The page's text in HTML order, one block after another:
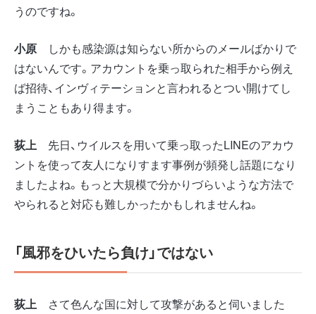
うのですね。
小原 しかも感染源は知らない所からのメールばかりで
はないんです。アカウントを乗っ取られた相手から例え
ば招待、インヴィテーションと言われるとつい開けてし
まうこともあり得ます。
荻上 先日、ウイルスを用いて乗っ取ったLINEのアカウ
ントを使って友人になりすます事例が頻発し話題になり
ましたよね。もっと大規模で分かりづらいような方法で
やられると対応も難しかったかもしれませんね。
「風邪をひいたら負け」ではない
荻上 さて色んな国に対して攻撃があると伺いました